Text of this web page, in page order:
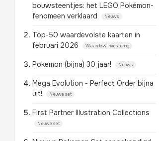
bouwsteentjes: het LEGO Pokémon-
fenomeen verklaard
Nieuws
Top-50 waardevolste kaarten in
februari 2026
Waarde & Investering
Pokemon (bijna) 30 jaar! Nieuws
Mega Evolution - Perfect Order bijna
uit!
Nieuwe set
First Partner Illustration Collections
Nieuwe set